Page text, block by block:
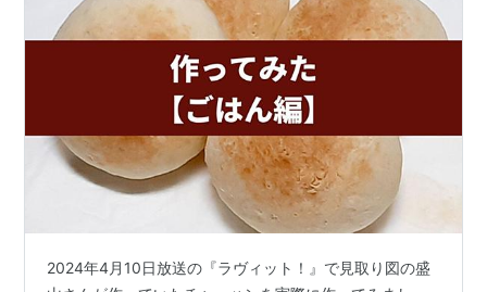
2024年4月10日放送の『ラヴィット！』で見取り図の盛